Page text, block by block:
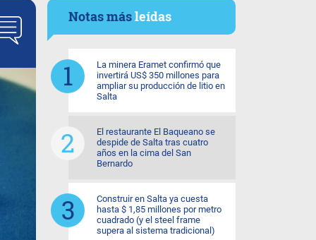
Notas másleídas
La minera Eramet confirmó que
invertirá US$ 350 millones para
ampliar su producción de litio en
Salta
El restaurante El Baqueano se
despide de Salta tras cuatro
años en la cima del San
Bernardo
Construir en Salta ya cuesta
hasta $ 1,85 millones por metro
cuadrado (y el steel frame
supera al sistema tradicional)